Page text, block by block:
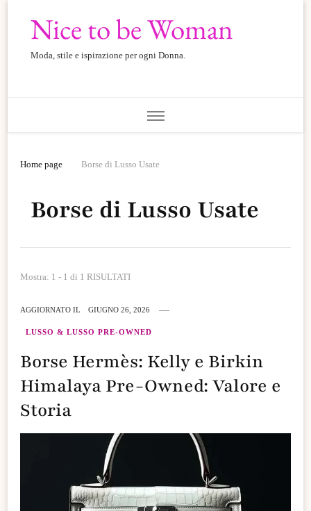
Nice to be Woman
Moda, stile e ispirazione per ogni Donna.
Home page Borse di Lusso Usate
Borse di Lusso Usate
Mostra: 1 - 1 di 1 RISULTATI
AGGIORNATO IL GIUGNO 26, 2026
LUSSO & LUSSO PRE-OWNED
Borse Hermès: Kelly e Birkin
Himalaya Pre-Owned: Valore e
Storia